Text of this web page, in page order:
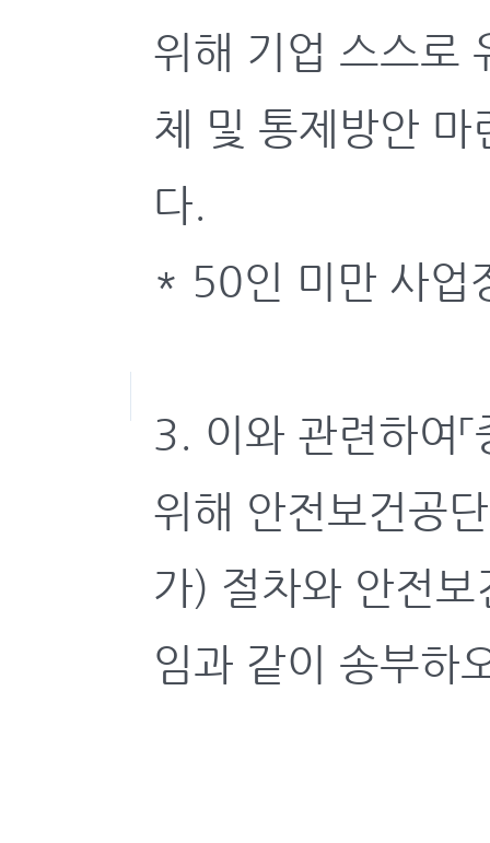
위해 기업 스스로
체 및 통제방안
다.
* 50인 미만 사업
3. 이와 관련하여
위해 안전보건공
가) 절차와 안전
임과 같이 송부하